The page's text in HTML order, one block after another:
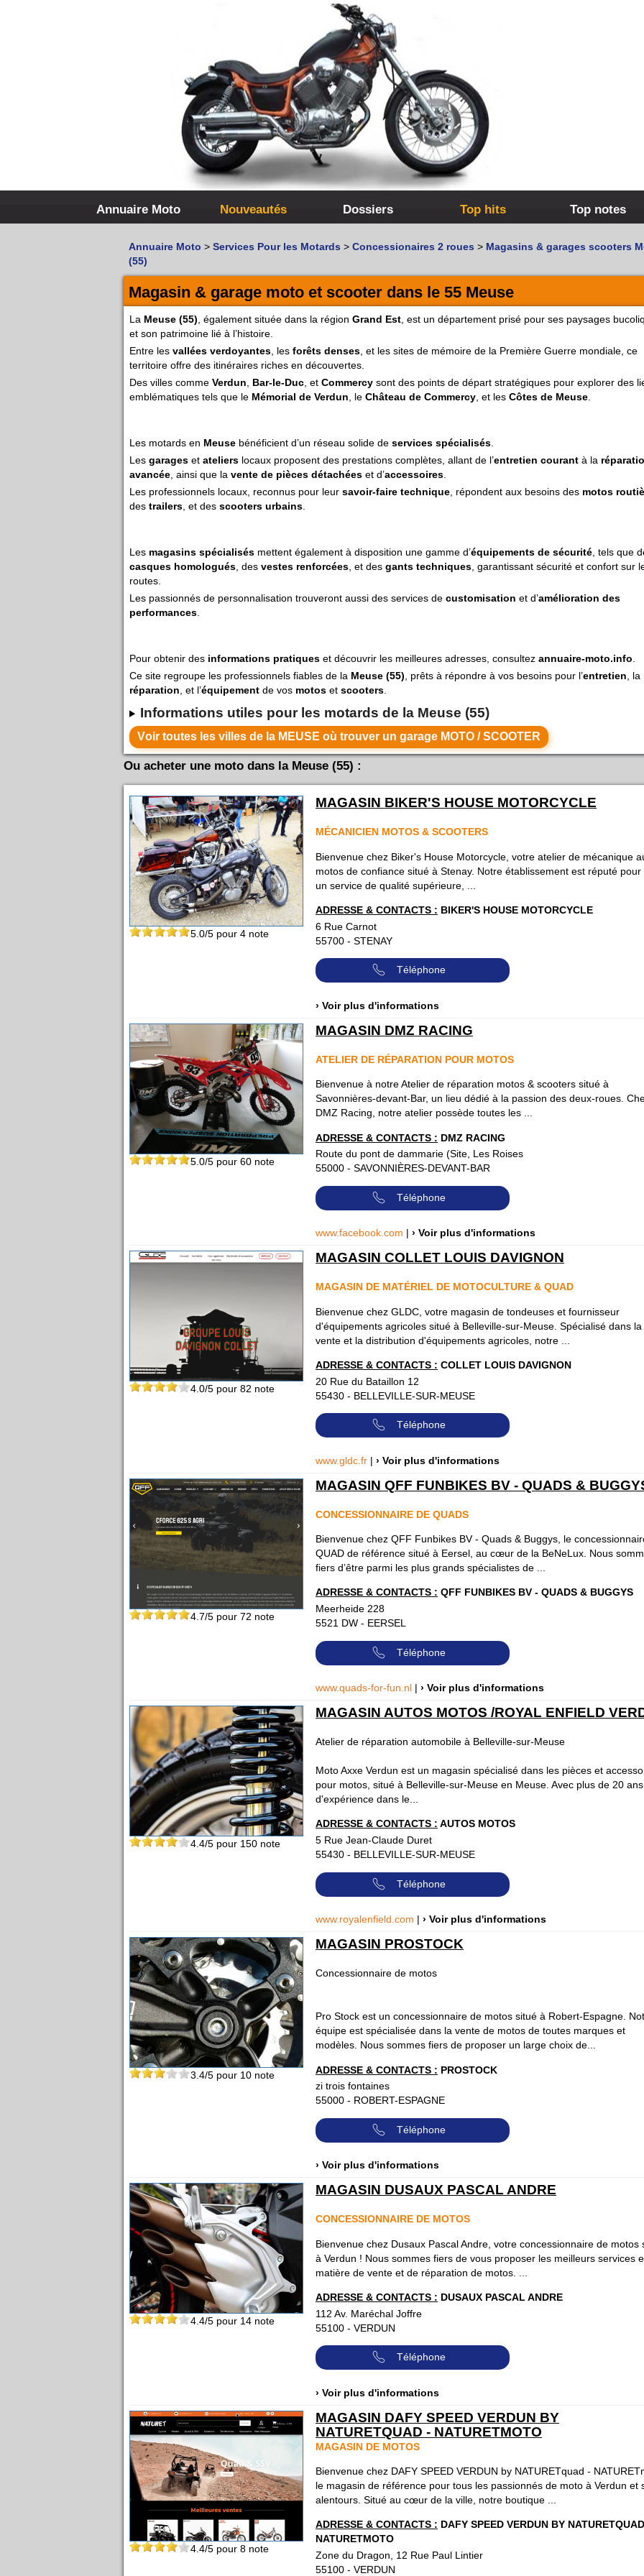
Annuaire Moto Nouveautés Dossiers Top hits Top notes
Annuaire Moto > Services Pour les Motards > Concessionaires 2 roues > Magasins & garages scooters
(55)
Magasin & garage moto et scooter dans le 55 Meuse
La Meuse (55) , également située dans la région Grand Est , est un département prisé pour ses paysages
et son patrimoine lié à l’histoire.
Entre les vallées verdoyantes , les forêts denses , et les sites de mémoire de la Première Guerre mondiale, ce
territoire offre des itinéraires riches en découvertes.
Des villes comme Verdun Bar-le-Duc , et Commercy sont des points de départ stratégiques pour explorer des
emblématiques tels que le Mémorial de Verdun , le Château de Commercy , et les Côtes de Meuse
Les motards en Meuse bénéficient d’un réseau solide de services spécialisés
Les garages et ateliers locaux proposent des prestations complètes, allant de l’entretien courant à la
avancée , ainsi que la vente de pièces détachées et d’accessoires
Les professionnels locaux, reconnus pour leur savoir-faire technique , répondent aux besoins des motos
des trailers , et des scooters urbains
Les magasins spécialisés mettent également à disposition une gamme d’équipements de sécurité , tels que
casques homologués , des vestes renforcées , et des gants techniques , garantissant sécurité et confort sur
routes.
Les passionnés de personnalisation trouveront aussi des services de customisation et d’amélioration des
performances
Pour obtenir des informations pratiques et découvrir les meilleures adresses, consultez annuaire-moto.info
Ce site regroupe les professionnels fiables de la Meuse (55) , prêts à répondre à vos besoins pour l’entretien , la
réparation , et l’équipement de vos motos et scooters
Informations utiles pour les motards de la Meuse (55)
Voir toutes les villes de la MEUSE où trouver un garage MOTO / SCOOTER
Ou acheter une moto dans la Meuse (55) :
5.0/5 pour 4 note
MAGASIN BIKER'S HOUSE MOTORCYCLE
MÉCANICIEN MOTOS & SCOOTERS
Bienvenue chez Biker's House Motorcycle, votre atelier de mécanique
motos de confiance situé à Stenay. Notre établissement est réputé pour
un service de qualité supérieure, ...
ADRESSE & CONTACTS : BIKER'S HOUSE MOTORCYCLE
6 Rue Carnot
55700 - STENAY
Téléphone
› Voir plus d'informations
5.0/5 pour 60 note
MAGASIN DMZ RACING
ATELIER DE RÉPARATION POUR MOTOS
Bienvenue à notre Atelier de réparation motos & scooters situé à
Savonnières-devant-Bar, un lieu dédié à la passion des deux-roues.
DMZ Racing, notre atelier possède toutes les ...
ADRESSE & CONTACTS : DMZ RACING
Route du pont de dammarie (Site, Les Roises
55000 - SAVONNIÈRES-DEVANT-BAR
Téléphone
www.facebook.com | › Voir plus d'informations
4.0/5 pour 82 note
MAGASIN COLLET LOUIS DAVIGNON
MAGASIN DE MATÉRIEL DE MOTOCULTURE & QUAD
Bienvenue chez GLDC, votre magasin de tondeuses et fournisseur
d'équipements agricoles situé à Belleville-sur-Meuse. Spécialisé dans la
vente et la distribution d'équipements agricoles, notre ...
ADRESSE & CONTACTS : COLLET LOUIS DAVIGNON
20 Rue du Bataillon 12
55430 - BELLEVILLE-SUR-MEUSE
Téléphone
www.gldc.fr | › Voir plus d'informations
4.7/5 pour 72 note
MAGASIN QFF FUNBIKES BV - QUADS &
CONCESSIONNAIRE DE QUADS
Bienvenue chez QFF Funbikes BV - Quads & Buggys, le
QUAD de référence situé à Eersel, au cœur de la BeNeLux. Nous
fiers d’être parmi les plus grands spécialistes de ...
ADRESSE & CONTACTS : QFF FUNBIKES BV - QUADS & BUGGYS
Meerheide 228
5521 DW - EERSEL
Téléphone
www.quads-for-fun.nl | › Voir plus d'informations
4.4/5 pour 150 note
MAGASIN AUTOS MOTOS /ROYAL ENFIELD
Atelier de réparation automobile à Belleville-sur-Meuse
Moto Axxe Verdun est un magasin spécialisé dans les pièces et
pour motos, situé à Belleville-sur-Meuse en Meuse. Avec plus de 20 ans
d'expérience dans le...
ADRESSE & CONTACTS : AUTOS MOTOS
5 Rue Jean-Claude Duret
55430 - BELLEVILLE-SUR-MEUSE
Téléphone
www.royalenfield.com | › Voir plus d'informations
3.4/5 pour 10 note
MAGASIN PROSTOCK
Concessionnaire de motos
Pro Stock est un concessionnaire de motos situé à Robert-Espagne.
équipe est spécialisée dans la vente de motos de toutes marques et
modèles. Nous sommes fiers de proposer un large choix de...
ADRESSE & CONTACTS : PROSTOCK
zi trois fontaines
55000 - ROBERT-ESPAGNE
Téléphone
› Voir plus d'informations
4.4/5 pour 14 note
MAGASIN DUSAUX PASCAL ANDRE
CONCESSIONNAIRE DE MOTOS
Bienvenue chez Dusaux Pascal Andre, votre concessionnaire de motos
à Verdun ! Nous sommes fiers de vous proposer les meilleurs services
matière de vente et de réparation de motos. ...
ADRESSE & CONTACTS : DUSAUX PASCAL ANDRE
112 Av. Maréchal Joffre
55100 - VERDUN
Téléphone
› Voir plus d'informations
4.4/5 pour 8 note
MAGASIN DAFY SPEED VERDUN BY
NATURETQUAD - NATURETMOTO
MAGASIN DE MOTOS
Bienvenue chez DAFY SPEED VERDUN by NATURETquad -
le magasin de référence pour tous les passionnés de moto à Verdun et
alentours. Situé au cœur de la ville, notre boutique ...
ADRESSE & CONTACTS : DAFY SPEED VERDUN BY
NATURETMOTO
Zone du Dragon, 12 Rue Paul Lintier
55100 - VERDUN